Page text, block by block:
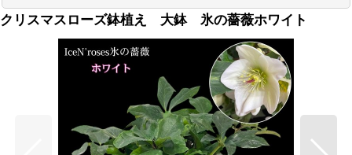
クリスマスローズ鉢植え 大鉢 氷の薔薇ホワイト